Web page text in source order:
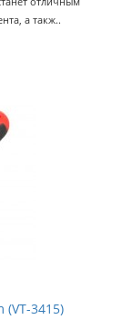
а такж..
3415)